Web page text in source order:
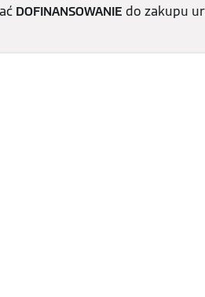
DOFINANSOWANIE do zakupu